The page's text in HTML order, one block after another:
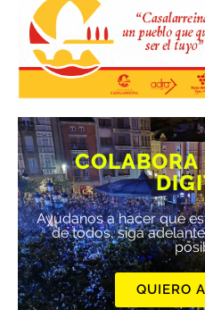
Ayúdanos a hacer que
de todos, siga
QUIERO